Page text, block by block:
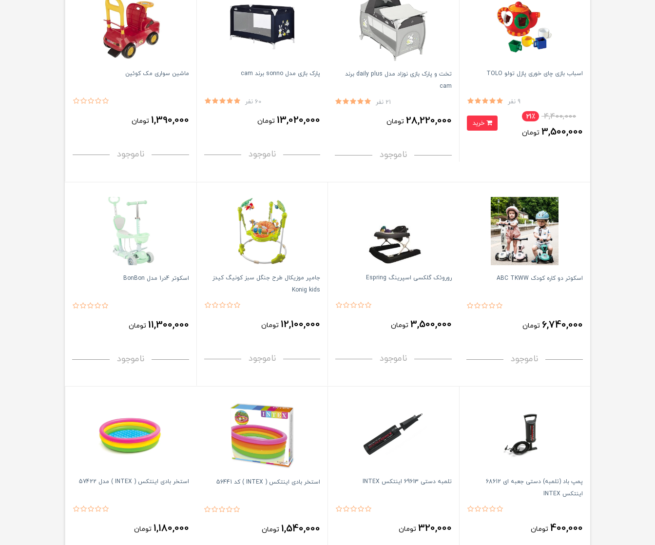
اسباب بازی چای خوری پازل تولو TOLO
9 نفر
4,400,000 21٪
3,500,000 تومان
خرید
تخت و پارک بازی نوزاد مدل daily plus برند
cam
21 نفر
28,220,000 تومان
ناموجود
پارک بازی مدل sonno برند cam
60 نفر
13,020,000 تومان
ناموجود
ماشین سواری مک کوئین
1,390,000 تومان
ناموجود
اسکوتر دو کاره کودک ABC TKWW
6,740,000 تومان
ناموجود
روروئک گلکسی اسپرینگ Espring
3,500,000 تومان
ناموجود
جامپر موزیکال طرح جنگل سبز کونیگ کیدز
Konig kids
12,100,000 تومان
ناموجود
اسکوتر 4در1 مدل BonBon
11,300,000 تومان
ناموجود
پمپ باد (تلمبه) دستی جعبه ای 68612
اینتکس INTEX
400,000 تومان
تلمبه دستی 69613 اینتکس INTEX
320,000 تومان
استخر بادی اینتکس ( INTEX ) کد 56441
1,540,000 تومان
استخر بادی اینتکس ( INTEX ) مدل 57422
1,180,000 تومان